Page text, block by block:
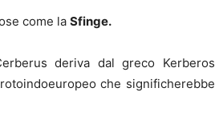
come la Sfinge.
deriva dal greco Kerberos
che significherebbe